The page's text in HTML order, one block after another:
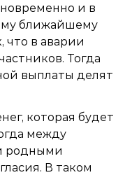
и в
ближайшему
что в аварии
Тогда
выплаты делят
которая будет
между
родными
В таком